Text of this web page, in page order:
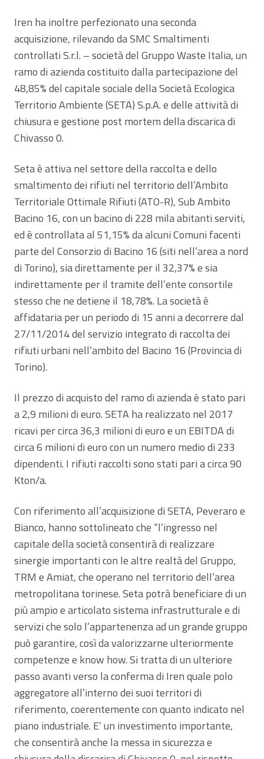
Iren ha inoltre perfezionato una seconda
acquisizione, rilevando da SMC Smaltimenti
controllati S.r.l. – società del Gruppo Waste Italia, un
ramo di azienda costituito dalla partecipazione del
48,85% del capitale sociale della Società Ecologica
Territorio Ambiente (SETA) S.p.A. e delle attività di
chiusura e gestione post mortem della discarica di
Chivasso 0.
Seta è attiva nel settore della raccolta e dello
smaltimento dei rifiuti nel territorio dell’Ambito
Territoriale Ottimale Rifiuti (ATO-R), Sub Ambito
Bacino 16, con un bacino di 228 mila abitanti serviti,
ed è controllata al 51,15% da alcuni Comuni facenti
parte del Consorzio di Bacino 16 (siti nell’area a nord
di Torino), sia direttamente per il 32,37% e sia
indirettamente per il tramite dell’ente consortile
stesso che ne detiene il 18,78%. La società è
affidataria per un periodo di 15 anni a decorrere dal
27/11/2014 del servizio integrato di raccolta dei
rifiuti urbani nell’ambito del Bacino 16 (Provincia di
Torino).
Il prezzo di acquisto del ramo di azienda è stato pari
a 2,9 milioni di euro. SETA ha realizzato nel 2017
ricavi per circa 36,3 milioni di euro e un EBITDA di
circa 6 milioni di euro con un numero medio di 233
dipendenti. I rifiuti raccolti sono stati pari a circa 90
Kton/a.
Con riferimento all’acquisizione di SETA, Peveraro e
Bianco, hanno sottolineato che “l’ingresso nel
capitale della società consentirà di realizzare
sinergie importanti con le altre realtà del Gruppo,
TRM e Amiat, che operano nel territorio dell’area
metropolitana torinese. Seta potrà beneficiare di un
più ampio e articolato sistema infrastrutturale e di
servizi che solo l’appartenenza ad un grande gruppo
può garantire, così da valorizzarne ulteriormente
competenze e know how. Si tratta di un ulteriore
passo avanti verso la conferma di Iren quale polo
aggregatore all’interno dei suoi territori di
riferimento, coerentemente con quanto indicato nel
piano industriale. E’ un investimento importante,
che consentirà anche la messa in sicurezza e